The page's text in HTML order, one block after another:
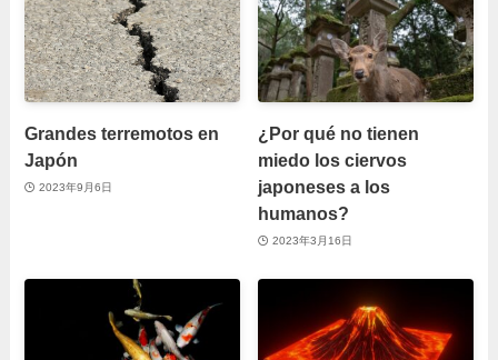
Grandes terremotos en
Japón
2023年9月6日
¿Por qué no tienen
miedo los ciervos
japoneses a los
humanos?
2023年3月16日